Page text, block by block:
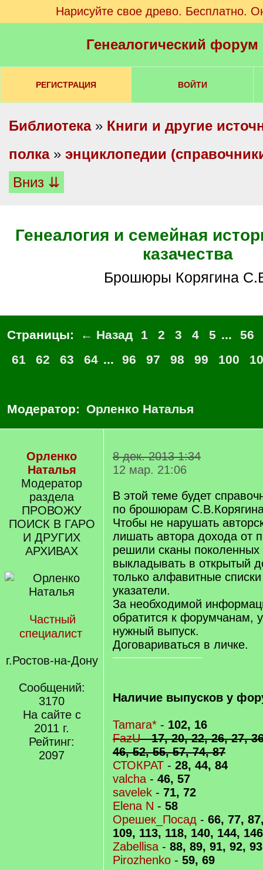
Нарисуйте свое древо. Бесплатно.
Генеалогический
РЕГИСТРАЦИЯ ВОЙТИ
Библиотека» Книги и другие
полка» энциклопедии
Вниз ⇊
Генеалогия и семейная
казачества
Брошюры Корягина
Страницы: ← Назад 1 2 3 4 5 ...
56
61
62 63 64 ... 96 97 98 99 100
Модератор: Орленко Наталья
Орленко
Наталья
Модератор
раздела
ПРОВОЖУ
ПОИСК В ГАРО
И ДРУГИХ
АРХИВАХ
Частный
специалист
г.Ростов-на-Дону
Сообщений:
3170
На сайте с
2011 г.
Рейтинг:
2097
8 дек. 2013 1:34
12 мар. 21:06
В этой теме будет
по брошюрам
Чтобы не нарушать
лишать автора дохода от
решили сканы поколенных
выкладывать в открытый
только алфавитные
указатели.
За необходимой
обратится к форумчанам,
нужный выпуск.
Договариваться в личке.
Наличие выпусков у
Tamara* - 102, 16
FazU-17, 20, 22, 26, 27,
46, 52, 55, 57, 74, 87
СТОКРАТ - 28, 44, 84
valcha - 46, 57
savelek - 71, 72
Elena N - 58
Орешек_Посад - 66, 77,
109, 113, 118, 140, 144,
Zabellisa - 88, 89, 91, 92,
Pirozhenko - 59, 69